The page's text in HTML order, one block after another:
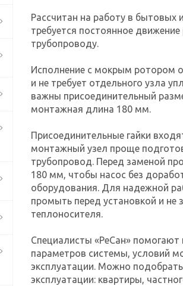
Рассчитан на работу в бытовых
требуется постоянное
трубопроводу.
Исполнение с мокрым ротором
и не требует отдельного узла
важны присоединительный
монтажная длина 180 мм.
Присоединительные гайки
монтажный узел проще
трубопровод. Перед заменой
180 мм, чтобы насос без
оборудования. Для надежной
промыть перед установкой и не
теплоносителя.
Специалисты «РеСан»
параметров системы, условий
эксплуатации. Можно
эксплуатации: квартиры,